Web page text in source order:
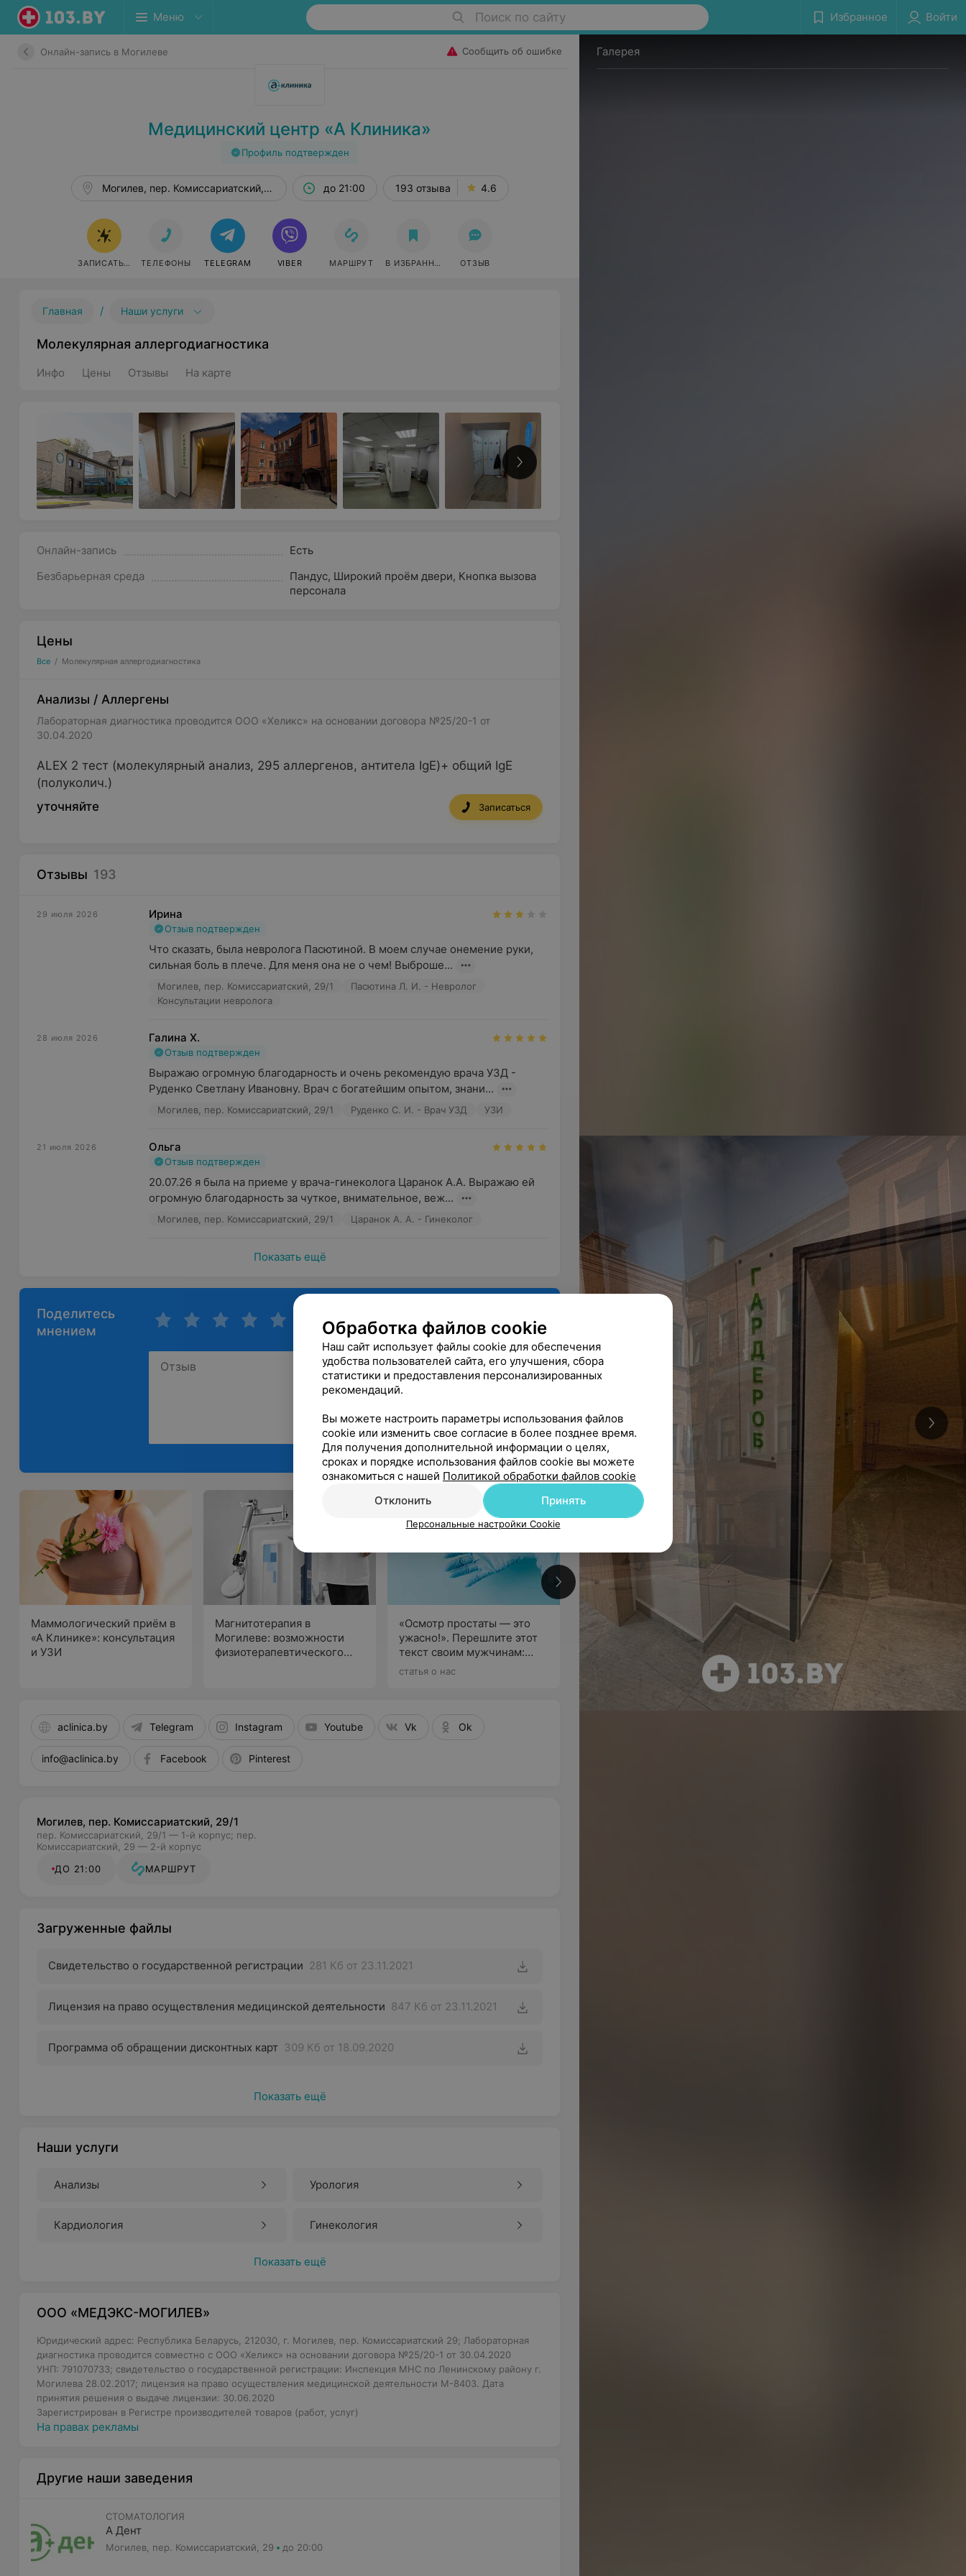
Меню Поиск по сайту Избранное Войти
Онлайн-запись в Могилеве Сообщить об ошибке
Медицинский центр «А Клиника»
Профиль подтвержден
Могилев, пер. Комиссариатский, 29/1 до 21:00 193 отзыва 4.6
ЗАПИСАТЬСЯ ТЕЛЕФОНЫ TELEGRAM VIBER МАРШРУТ В ИЗБРАННОЕ ОТЗЫВ
Главная / Наши услуги
Молекулярная аллергодиагностика
Инфо Цены Отзывы На карте
Онлайн-запись
Есть
Безбарьерная среда
Пандус, Широкий проём двери, Кнопка вызова
персонала
Цены
Все / Молекулярная аллергодиагностика
Анализы /Аллергены
Лабораторная диагностика проводится ООО «Хеликс» на основании договора №25/20-1 от
30.04.2020
ALEX 2 тест (молекулярный анализ, 295 аллергенов, антитела IgE)+ общий IgE
(полуколич.)
уточняйте
Записаться
Отзывы 193
29 июля 2026 Ирина
Отзыв подтвержден
Что сказать, была невролога Пасютиной. В моем случае онемение руки,
сильная боль в плече. Для меня она не о чем! Выброше...
Могилев, пер. Комиссариатский, 29/1
Пасютина Л. И. - Невролог
Консультации невролога
28 июля 2026 Галина Х.
Отзыв подтвержден
Выражаю огромную благодарность и очень рекомендую врача УЗД -
Руденко Светлану Ивановну. Врач с богатейшим опытом, знани...
Могилев, пер. Комиссариатский, 29/1 Руденко С. И. - Врач УЗД УЗИ
21 июля 2026 Ольга
Отзыв подтвержден
20.07.26 я была на приеме у врача-гинеколога Царанок А.А. Выражаю ей
огромную благодарность за чуткое, внимательное, веж...
Могилев, пер. Комиссариатский, 29/1 Царанок А. А. - Гинеколог
Показать ещё
Поделитесь
мнением
Рекомендую
Маммологический приём в
«А Клинике»: консультация
и УЗИ
Магнитотерапия в
Могилеве: возможности
физиотерапевтического
«Осмотр простаты — это
ужасно!». Перешлите этот
текст своим мужчинам:
врачи о важных ежегодных
статья о нас
53 фото 193 отзыва
Почитать
aclinica.by Telegram Instagram Youtube Vk Ok
info@aclinica.by Facebook Pinterest
Могилев, пер. Комиссариатский, 29/1
пер. Комиссариатский, 29/1 — 1-й корпус; пер.
Комиссариатский, 29 — 2-й корпус
ДО 21:00
МАРШРУТ
Загруженные файлы
Свидетельство о государственной регистрации 281 Кб от 23.11.2021
Лицензия на право осуществления медицинской деятельности 847 Кб от 23.11.2021
Программа об обращении дисконтных карт 309 Кб от 18.09.2020
Показать ещё
Наши услуги
Анализы Урология
Кардиология Гинекология
Показать ещё
ООО «МЕДЭКС-МОГИЛЕВ»
Юридический адрес: Республика Беларусь, 212030, г. Могилев, пер. Комиссариатский 29; Лабораторная
диагностика проводится совместно с ООО «Хеликс» на основании договора №25/20-1 от 30.04.2020
УНП: 791070733; свидетельство о государственной регистрации: Инспекция МНС по Ленинскому району г.
Могилева 28.02.2017; лицензия на право осуществления медицинской деятельности М-8403. Дата
принятия решения о выдаче лицензии: 30.06.2020
Зарегистрирован в Регистре производителей товаров (работ, услуг)
На правах рекламы
Другие наши заведения
СТОМАТОЛОГИЯ
А Дент
Могилев, пер. Комиссариатский, 29 до 20:00
Галерея
Обработка файлов cookie
Наш сайт использует файлы cookie для обеспечения
удобства пользователей сайта, его улучшения, сбора
статистики и предоставления персонализированных
рекомендаций.
Вы можете настроить параметры использования файлов
cookie или изменить свое согласие в более позднее время.
Для получения дополнительной информации о целях,
сроках и порядке использования файлов cookie вы можете
ознакомиться с нашей Политикой обработки файлов cookie
Отклонить
Принять
Персональные настройки Cookie